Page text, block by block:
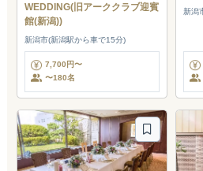
WEDDING(旧アーククラブ迎賓
館(新潟))
新潟市(新潟駅から車で15分)
7,700円〜
〜180名
新潟